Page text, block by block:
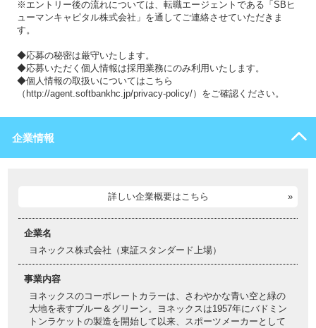
※エントリー後の流れについては、転職エージェントである「SBヒ
ューマンキャピタル株式会社」を通してご連絡させていただきま
す。
◆応募の秘密は厳守いたします。
◆応募いただく個人情報は採用業務にのみ利用いたします。
◆個人情報の取扱いについてはこちら
（http://agent.softbankhc.jp/privacy-policy/）をご確認ください。
企業情報
詳しい企業概要はこちら
企業名
ヨネックス株式会社（東証スタンダード上場）
事業内容
ヨネックスのコーポレートカラーは、さわやかな青い空と緑の
大地を表すブルー＆グリーン。ヨネックスは1957年にバドミン
トンラケットの製造を開始して以来、スポーツメーカーとして